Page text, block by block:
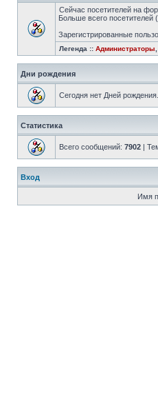
Сейчас посетителей на
Больше всего посетителей (
Зарегистрированные
Легенда :: Администраторы
Дни рождения
Сегодня нет Дней рождения.
Статистика
Всего сообщений: 7902 |
Вход
Имя